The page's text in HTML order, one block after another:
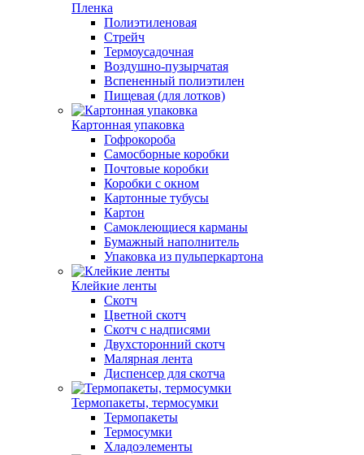
Пленка
Полиэтиленовая
Стрейч
Термоусадочная
Воздушно-пузырчатая
Вспененный полиэтилен
Пищевая (для лотков)
Картонная упаковка
Гофрокороба
Самосборные коробки
Почтовые коробки
Коробки с окном
Картонные тубусы
Картон
Самоклеющиеся карманы
Бумажный наполнитель
Упаковка из пульперкартона
Клейкие ленты
Скотч
Цветной скотч
Скотч с надписями
Двухсторонний скотч
Малярная лента
Диспенсер для скотча
Термопакеты, термосумки
Термопакеты
Термосумки
Хладоэлементы